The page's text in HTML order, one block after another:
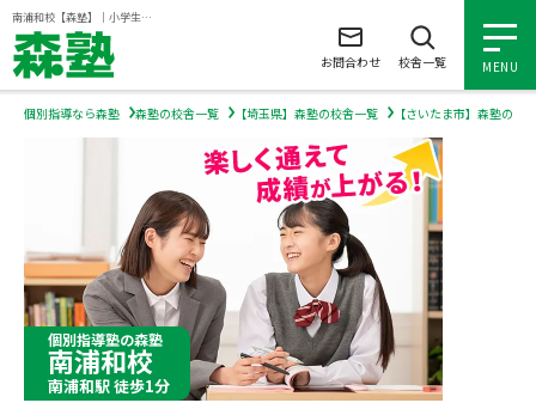
南浦和校【森塾】｜小学生・中学生・高校生の個別指導塾・学習塾
MENU
小学生の個別指導
中学生の個別指導
高校生の個別指導
森塾を知る
お問合わせ 校舎一覧
個別指導なら森塾 森塾の校舎一覧 【埼玉県】森塾の校舎一覧 【さいたま市】森塾の校
個別指導塾の森塾
南浦和校
南浦和駅 徒歩1分